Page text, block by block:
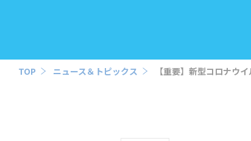
TOP ニュース＆トピックス 【重要】新型コロナウ